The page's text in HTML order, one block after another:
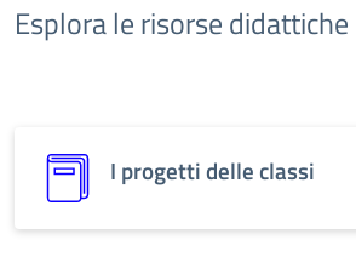
Esplora le risorse
I progetti delle classi